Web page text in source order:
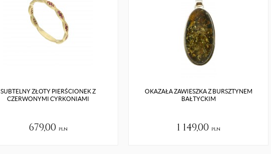
SUBTELNY ZŁOTY PIERŚCIONEK Z
CZERWONYMI CYRKONIAMI
679,00 pln
OKAZAŁA ZAWIESZKA Z BURSZTYNEM
BAŁTYCKIM
1 149,00 pln